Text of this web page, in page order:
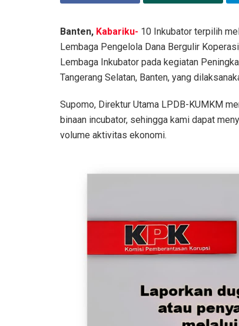
Banten, Kabariku- 10 Inkubator terpilih
Lembaga Pengelola Dana Bergulir
Lembaga Inkubator pada kegiatan
Tangerang Selatan, Banten, yang
Supomo, Direktur Utama LPDB-KUMKM
binaan incubator, sehingga kami dapat
volume aktivitas ekonomi.